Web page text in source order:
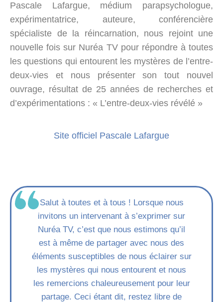
Pascale Lafargue, médium parapsychologue,
expérimentatrice, auteure, conférencière
spécialiste de la réincarnation, nous rejoint une
nouvelle fois sur Nuréa TV pour répondre à toutes
les questions qui entourent les mystères de l’entre-
deux-vies et nous présenter son tout nouvel
ouvrage, résultat de 25 années de recherches et
d’expérimentations : « L’entre-deux-vies révélé »
Site officiel Pascale Lafargue
Salut à toutes et à tous ! Lorsque nous
invitons un intervenant à s’exprimer sur
Nuréa TV, c’est que nous estimons qu’il
est à même de partager avec nous des
éléments susceptibles de nous éclairer sur
les mystères qui nous entourent et nous
les remercions chaleureusement pour leur
partage. Ceci étant dit, restez libre de